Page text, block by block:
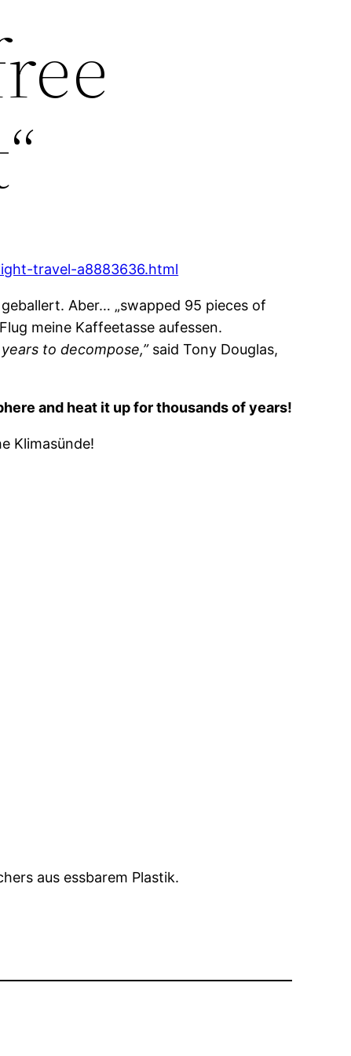
travel-a8883636.html
Aber… „swapped 95 pieces of
meine Kaffeetasse aufessen.
to decompose,”said Tony Douglas,
and heat it up for thousands of years!
Klimasünde!
aus essbarem Plastik.